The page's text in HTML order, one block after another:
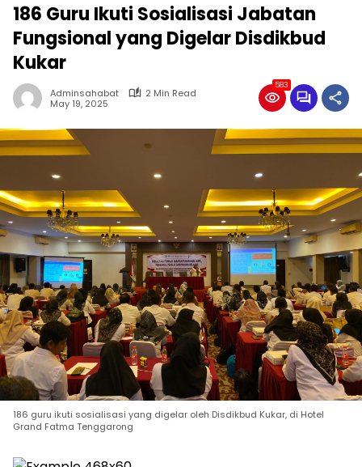
186 Guru Ikuti Sosialisasi Jabatan
Fungsional yang Digelar Disdikbud
Kukar
Adminsahabat
2 Min Read
May 19, 2025
583
186 guru ikuti sosialisasi yang digelar oleh Disdikbud Kukar, di Hotel
Grand Fatma Tenggarong